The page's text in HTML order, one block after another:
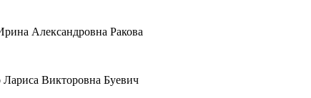
Александровна Ракова
Лариса Викторовна Буевич